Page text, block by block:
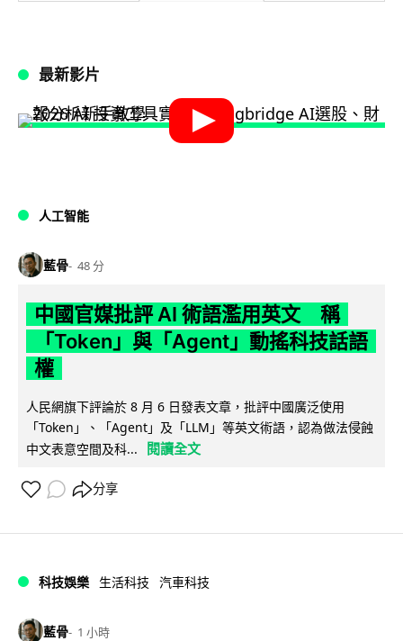
最新影片
人工智能
藍骨 48 分
中國官媒批評 AI 術語濫用英文 稱
「Token」與「Agent」動搖科技話語
權
人民網旗下評論於 8 月 6 日發表文章，批評中國廣泛使用
「Token」、「Agent」及「LLM」等英文術語，認為做法侵蝕
中文表意空間及科...
閱讀全文
分享
科技娛樂 生活科技 汽車科技
藍骨 1 小時